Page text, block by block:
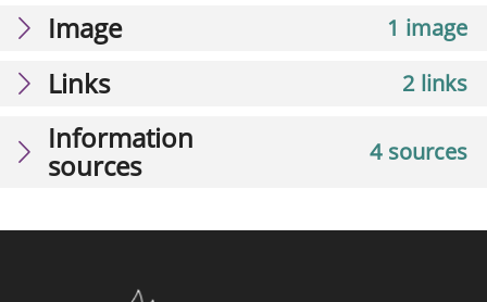
1 image
Image
2 links
Links
4 sources
Information
sources